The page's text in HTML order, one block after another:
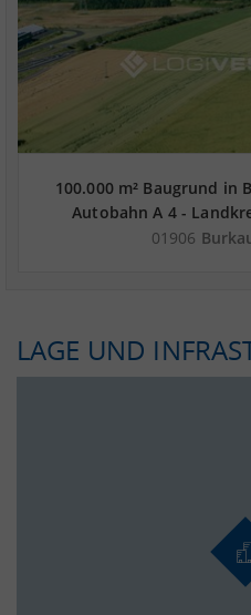
100.000 m² Baugrund in
Autobahn A 4 -
01906
LAGE UND